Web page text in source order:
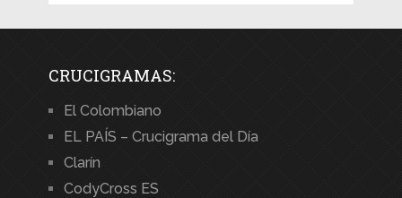
CRUCIGRAMAS:
El Colombiano
EL PAÍS – Crucigrama del Día
Clarín
CodyCross ES